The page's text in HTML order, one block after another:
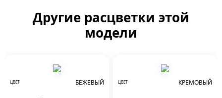
Другие расцветки этой
модели
ЦВЕТ БЕЖЕВЫЙ ЦВЕТ КРЕМОВЫЙ